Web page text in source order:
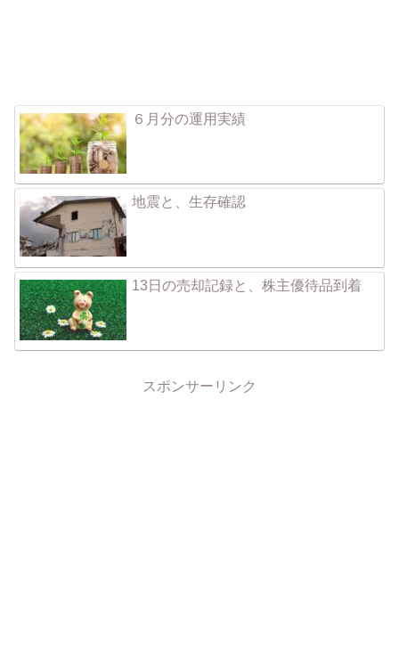
６月分の運用実績
地震と、生存確認
13日の売却記録と、株主優待品到着
スポンサーリンク